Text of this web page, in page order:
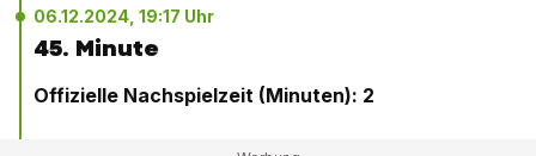
06.12.2024, 19:17 Uhr
45. Minute
Offizielle Nachspielzeit (Minuten): 2